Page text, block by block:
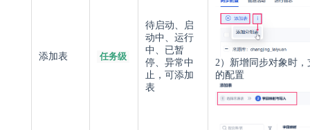
添加表 任务级
待启动、启
动中、运行
中、已暂
停、异常中
止，可添加
表
2）新增同步对象时
的配置